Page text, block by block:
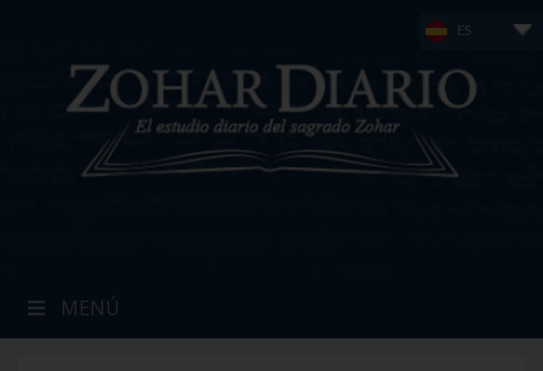
ES
MENÚ